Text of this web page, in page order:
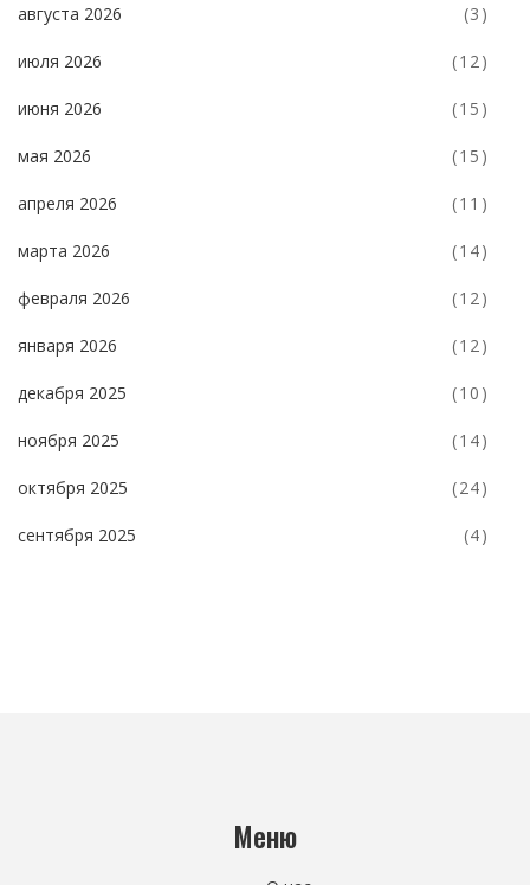
августа 2026 (3)
июля 2026 (12)
июня 2026 (15)
мая 2026 (15)
апреля 2026 (11)
марта 2026 (14)
февраля 2026 (12)
января 2026 (12)
декабря 2025 (10)
ноября 2025 (14)
октября 2025 (24)
сентября 2025 (4)
Меню